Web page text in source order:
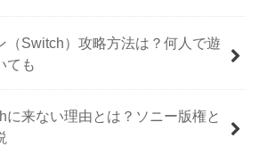
（Switch）攻略方法は？何人で遊
ても
に来ない理由とは？ソニー版権と